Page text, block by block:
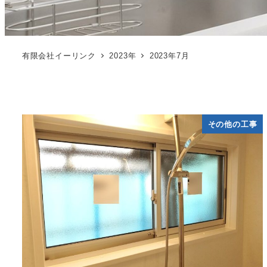
有限会社イーリンク 2023年 2023年7月
その他の工事